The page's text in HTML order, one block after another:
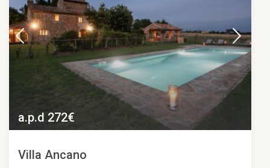
a.p.d 272€
Villa Ancano